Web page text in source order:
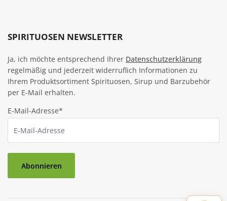
SPIRITUOSEN NEWSLETTER
Ja, ich möchte entsprechend Ihrer Datenschutzerklärung
regelmäßig und jederzeit widerruflich Informationen zu
Ihrem Produktsortiment Spirituosen, Sirup und Barzubehör
per E-Mail erhalten.
E-Mail-Adresse*
Abonnieren